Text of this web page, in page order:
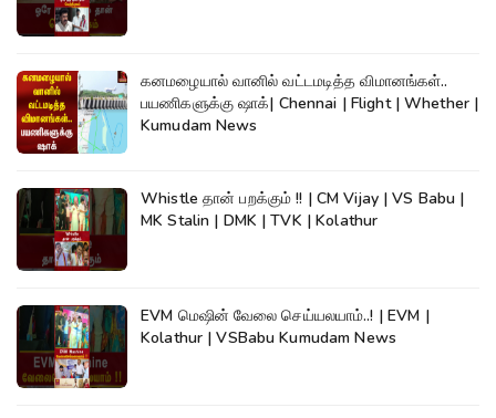
கனமழையால் வானில் வட்டமடித்த விமானங்கள்..
பயணிகளுக்கு ஷாக்| Chennai | Flight | Whether |
Kumudam News
Whistle தான் பறக்கும் !! | CM Vijay | VS Babu |
MK Stalin | DMK | TVK | Kolathur
EVM மெஷின் வேலை செய்யலயாம்..! | EVM |
Kolathur | VSBabu Kumudam News